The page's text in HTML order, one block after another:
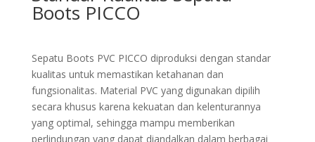
Boots PICCO
Sepatu Boots PVC PICCO diproduksi dengan standar
kualitas untuk memastikan ketahanan dan
fungsionalitas. Material PVC yang digunakan dipilih
secara khusus karena kekuatan dan kelenturannya
yang optimal, sehingga mampu memberikan
perlindungan yang dapat diandalkan dalam berbagai